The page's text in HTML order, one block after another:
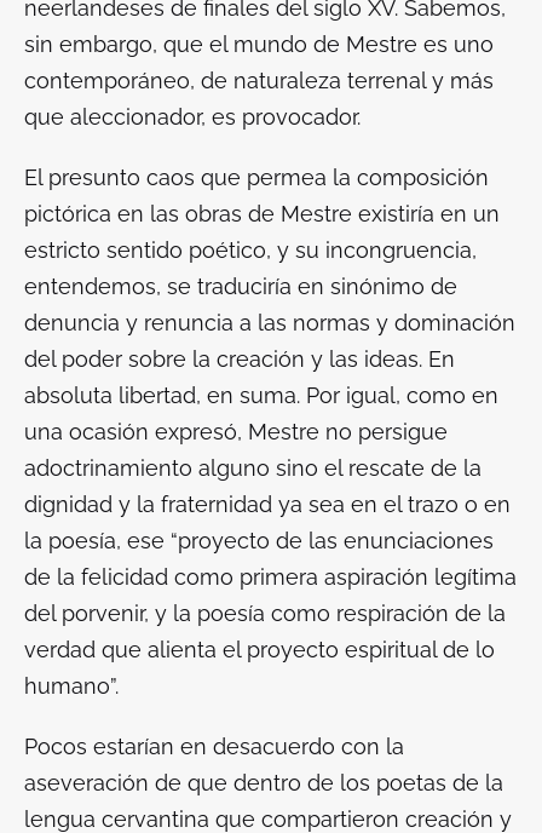
neerlandeses de finales del siglo XV. Sabemos,
sin embargo, que el mundo de Mestre es uno
contemporáneo, de naturaleza terrenal y más
que aleccionador, es provocador.
El presunto caos que permea la composición
pictórica en las obras de Mestre existiría en un
estricto sentido poético, y su incongruencia,
entendemos, se traduciría en sinónimo de
denuncia y renuncia a las normas y dominación
del poder sobre la creación y las ideas. En
absoluta libertad, en suma. Por igual, como en
una ocasión expresó, Mestre no persigue
adoctrinamiento alguno sino el rescate de la
dignidad y la fraternidad ya sea en el trazo o en
la poesía, ese “proyecto de las enunciaciones
de la felicidad como primera aspiración legítima
del porvenir, y la poesía como respiración de la
verdad que alienta el proyecto espiritual de lo
humano”.
Pocos estarían en desacuerdo con la
aseveración de que dentro de los poetas de la
lengua cervantina que compartieron creación y